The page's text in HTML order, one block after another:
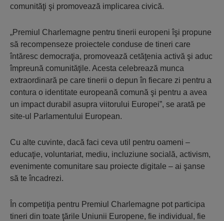
comunităţi şi promovează implicarea civică.
„Premiul Charlemagne pentru tinerii europeni îşi propune
să recompenseze proiectele conduse de tineri care
întăresc democraţia, promovează cetăţenia activă şi aduc
împreună comunităţile. Acesta celebrează munca
extraordinară pe care tinerii o depun în fiecare zi pentru a
contura o identitate europeană comună şi pentru a avea
un impact durabil asupra viitorului Europei”, se arată pe
site-ul Parlamentului European.
Cu alte cuvinte, dacă faci ceva util pentru oameni –
educaţie, voluntariat, mediu, incluziune socială, activism,
evenimente comunitare sau proiecte digitale – ai şanse
să te încadrezi.
În competiţia pentru Premiul Charlemagne pot participa
tineri din toate ţările Uniunii Europene, fie individual, fie